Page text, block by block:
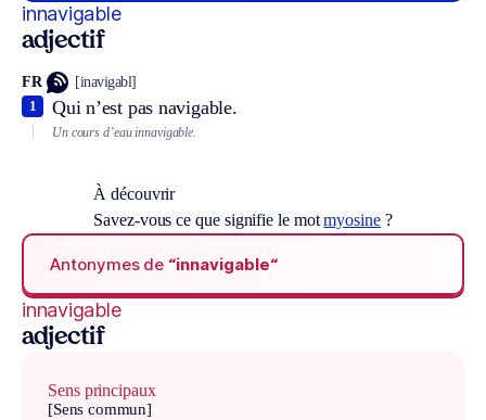
innavigable
adjectif
FR [inavigabl]
Qui n’est pas navigable.
1
Un cours d’eau innavigable.
À découvrir
Savez-vous ce que signifie le motmyosine?
Antonymes de “innavigable“
innavigable
adjectif
Sens principaux
[Sens commun]